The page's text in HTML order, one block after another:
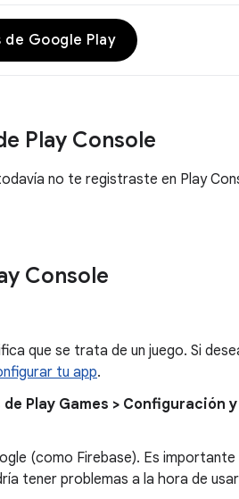
de Google Play
Play Console
no te registraste en Play
Console
que se trata de un juego. Si
tu app.
Play Games > Configuración
(como Firebase). Es importante
tener problemas a la hora de